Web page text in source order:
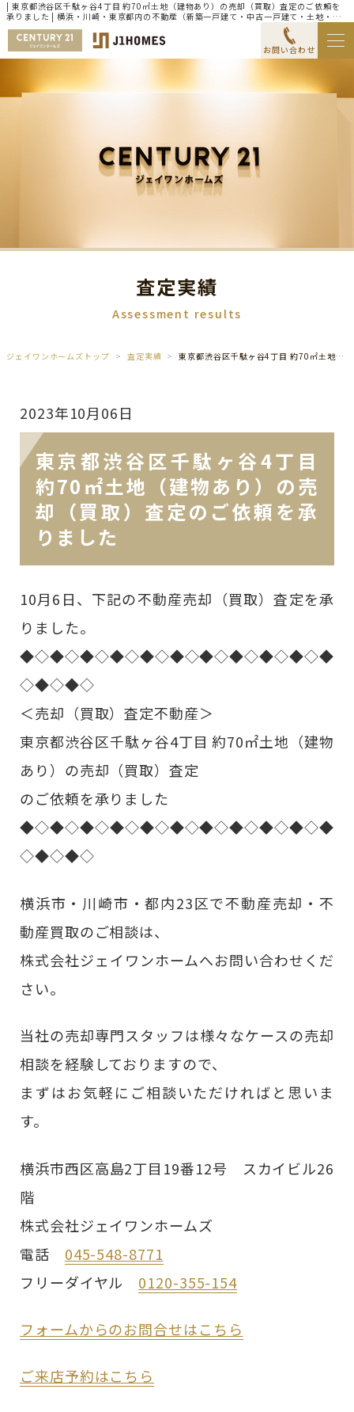
| 東京都渋谷区千駄ヶ谷4丁目 約70㎡土地（建物あり）の売却（買取）査定のご依頼を
承りました | 横浜・川崎・東京都内の不動産（新築一戸建て・中古一戸建て・土地・マ
ンション）ならセンチュリー21ジェイワンホームズ
お問い合わせ
査定実績
Assessment results
ジェイワンホームズトップ 査定実績 東京都渋谷区千駄ヶ谷4丁目 約70㎡土地（建物あり）の売却（買取）査定のご依頼を承りました
2023年10月06日
東京都渋谷区千駄ヶ谷4丁目
約70㎡土地（建物あり）の売
却（買取）査定のご依頼を承
りました
10月6日、下記の不動産売却（買取）査定を承
りました。
◆◇◆◇◆◇◆◇◆◇◆◇◆◇◆◇◆◇◆◇◆
◇◆◇◆◇
＜売却（買取）査定不動産＞
東京都渋谷区千駄ヶ谷4丁目 約70㎡土地（建物
あり）の売却（買取）査定
のご依頼を承りました
◆◇◆◇◆◇◆◇◆◇◆◇◆◇◆◇◆◇◆◇◆
◇◆◇◆◇
横浜市・川崎市・都内23区で不動産売却・不
動産買取のご相談は、
株式会社ジェイワンホームへお問い合わせくだ
さい。
当社の売却専門スタッフは様々なケースの売却
相談を経験しておりますので、
まずはお気軽にご相談いただければと思いま
す。
横浜市西区高島2丁目19番12号 スカイビル26
階
株式会社ジェイワンホームズ
電話 045-548-8771
フリーダイヤル 0120-355-154
フォームからのお問合せはこちら
ご来店予約はこちら